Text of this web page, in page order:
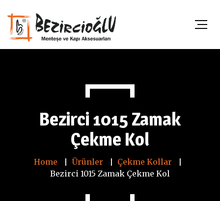
Bezirci 1015 Zamak
Çekme Kol
Home Ürünler
Çekme Kollar
Bezirci 1015 Zamak Çekme Kol